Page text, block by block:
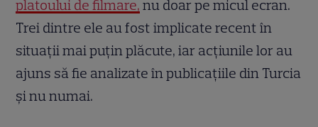
platoului de filmare, nu doar pe micul ecran.
Trei dintre ele au fost implicate recent în
situații mai puțin plăcute, iar acțiunile lor au
ajuns să fie analizate în publicațiile din Turcia
și nu numai.